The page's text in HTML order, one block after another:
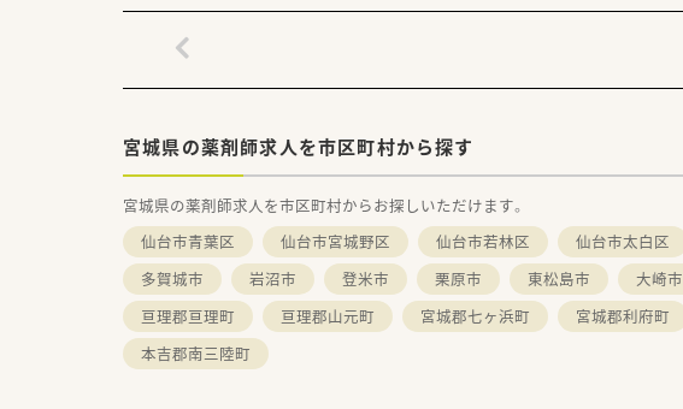
宮城県の薬剤師求人を市区町村から探す
宮城県の薬剤師求人を市区町村からお探しいただけます。
仙台市青葉区
仙台市宮城野区 仙台市若林区 仙台市太白区
多賀城市
岩沼市 登米市 栗原市 東松島市 大崎市
亘理郡亘理町
亘理郡山元町 宮城郡七ヶ浜町 宮城郡利府町
本吉郡南三陸町